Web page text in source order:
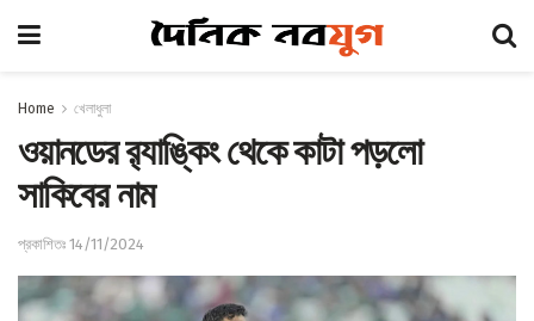
Home খেলাধুলা
ওয়ানডের র‌্যাঙ্কিং থেকে কাটা পড়লো
সাকিবের নাম
প্রকাশিতঃ 14/11/2024